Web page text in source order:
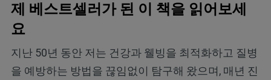
제 베스트셀러가 된 이 책을 읽어보세
요
지난 50년 동안 저는 건강과 웰빙을 최적화하고 질병
을 예방하는 방법을 끊임없이 탐구해 왔으며, 매년 진